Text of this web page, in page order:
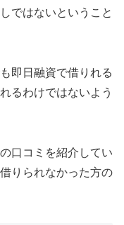
ではないということ
即日融資で借りれる
るわけではないよう
口コミを紹介してい
りられなかった方の